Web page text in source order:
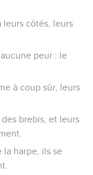
leurs côtés, leurs
peur : le
à coup sûr, leurs
brebis, et leurs
la harpe, ils se